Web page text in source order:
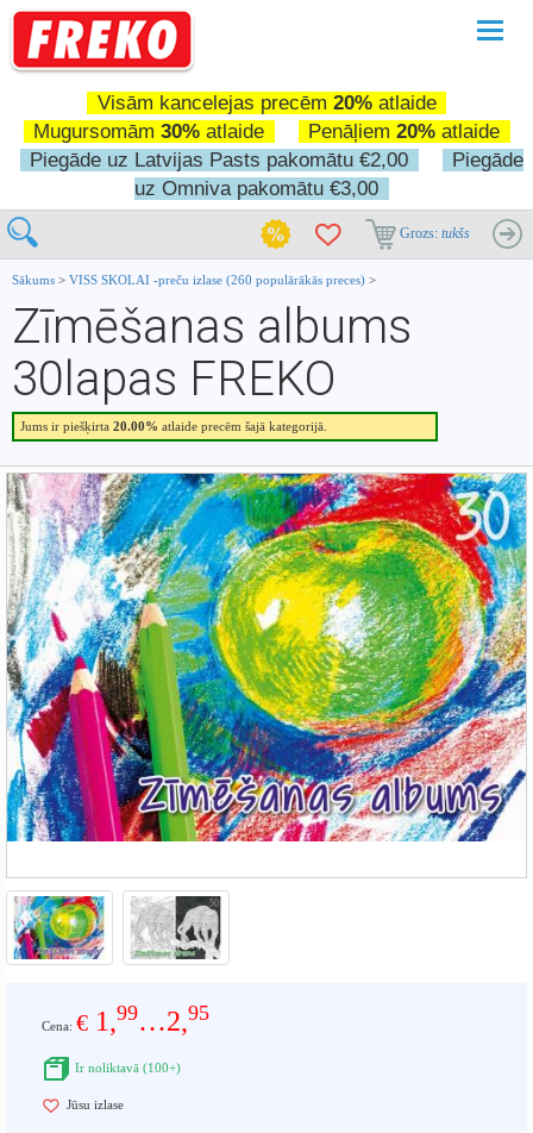
Visām kancelejas precēm 20%atlaide
Mugursomām 30% atlaide Penāļiem 20% atlaide
Piegāde uz Latvijas Pasts pakomātu €2,00
Piegāde
uz Omniva pakomātu €3,00
Grozs: tukšs
Sākums > VISS SKOLAI -preču izlase (260 populārākās preces) >
Zīmēšanas albums
30lapas FREKO
Jums ir piešķirta 20.00% atlaide precēm šajā kategorijā.
Cena: € 1,99…2,95
Ir noliktavā (100+)
Jūsu izlase